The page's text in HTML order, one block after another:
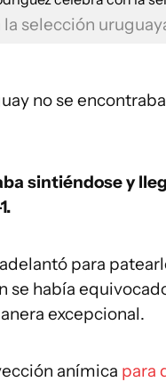
selección
no se
sintiéndose y
para
se había
excepcional.
anímica para